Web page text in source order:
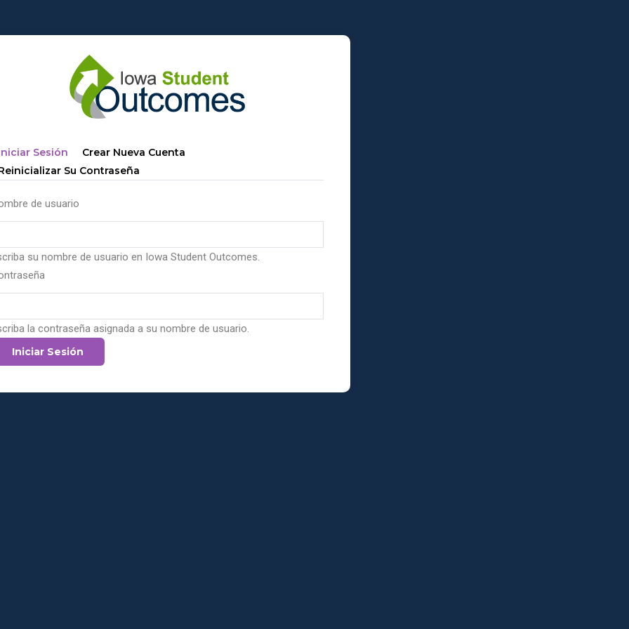
Sesión (solapa
Activa)
Crear Nueva Cuenta
Su Contraseña
de usuario
su nombre de usuario en Iowa Student Outcomes.
la contraseña asignada a su nombre de usuario.